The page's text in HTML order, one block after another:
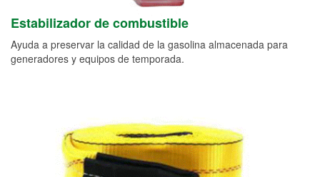
Estabilizador de combustible
Ayuda a preservar la calidad de la gasolina almacenada para
generadores y equipos de temporada.